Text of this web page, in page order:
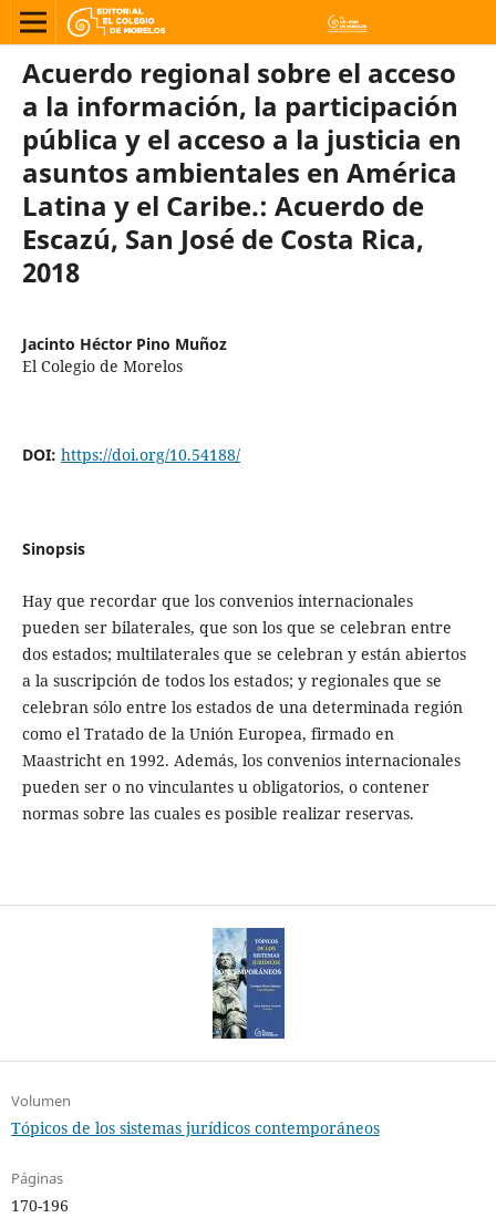
Acuerdo regional sobre el acceso
a la información, la participación
pública y el acceso a la justicia en
asuntos ambientales en América
Latina y el Caribe.: Acuerdo de
Escazú, San José de Costa Rica,
2018
Jacinto Héctor Pino Muñoz
El Colegio de Morelos
DOI: https://doi.org/10.54188/
Sinopsis
Hay que recordar que los convenios internacionales
pueden ser bilaterales, que son los que se celebran entre
dos estados; multilaterales que se celebran y están abiertos
a la suscripción de todos los estados; y regionales que se
celebran sólo entre los estados de una determinada región
como el Tratado de la Unión Europea, firmado en
Maastricht en 1992. Además, los convenios internacionales
pueden ser o no vinculantes u obligatorios, o contener
normas sobre las cuales es posible realizar reservas.
Volumen
Tópicos de los sistemas jurídicos contemporáneos
Páginas
170-196